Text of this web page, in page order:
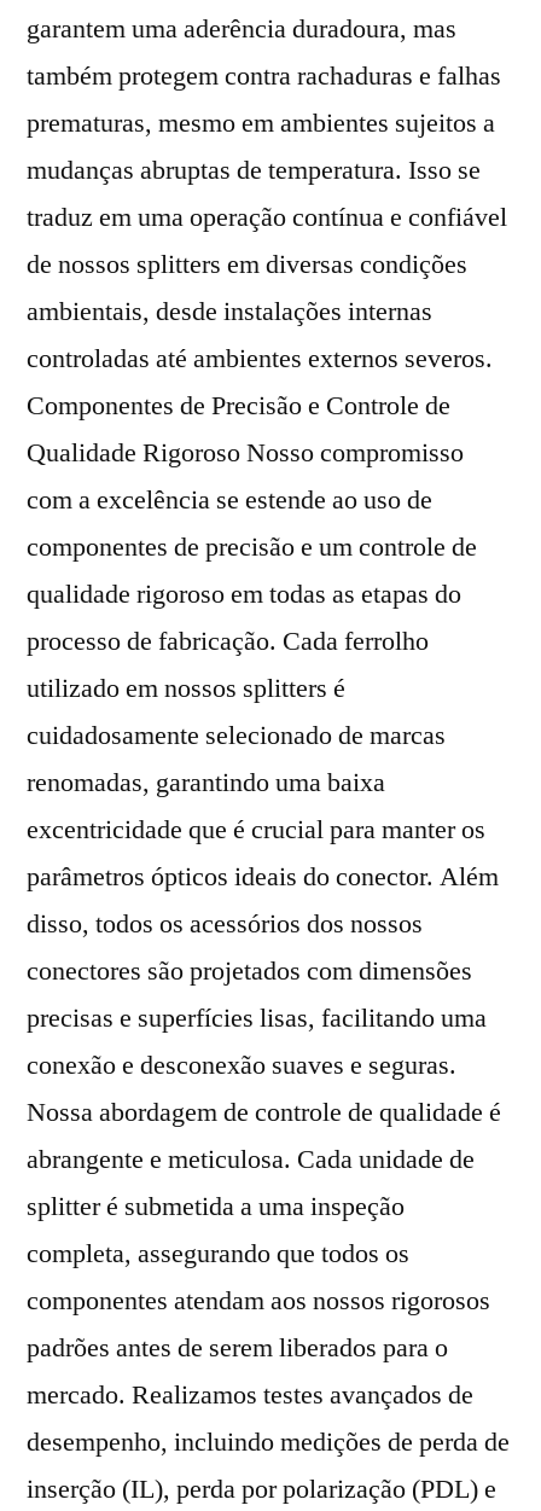
garantem uma aderência duradoura, mas
também protegem contra rachaduras e falhas
prematuras, mesmo em ambientes sujeitos a
mudanças abruptas de temperatura. Isso se
traduz em uma operação contínua e confiável
de nossos splitters em diversas condições
ambientais, desde instalações internas
controladas até ambientes externos severos.
Componentes de Precisão e Controle de
Qualidade Rigoroso Nosso compromisso
com a excelência se estende ao uso de
componentes de precisão e um controle de
qualidade rigoroso em todas as etapas do
processo de fabricação. Cada ferrolho
utilizado em nossos splitters é
cuidadosamente selecionado de marcas
renomadas, garantindo uma baixa
excentricidade que é crucial para manter os
parâmetros ópticos ideais do conector. Além
disso, todos os acessórios dos nossos
conectores são projetados com dimensões
precisas e superfícies lisas, facilitando uma
conexão e desconexão suaves e seguras.
Nossa abordagem de controle de qualidade é
abrangente e meticulosa. Cada unidade de
splitter é submetida a uma inspeção
completa, assegurando que todos os
componentes atendam aos nossos rigorosos
padrões antes de serem liberados para o
mercado. Realizamos testes avançados de
desempenho, incluindo medições de perda de
inserção (IL), perda por polarização (PDL) e